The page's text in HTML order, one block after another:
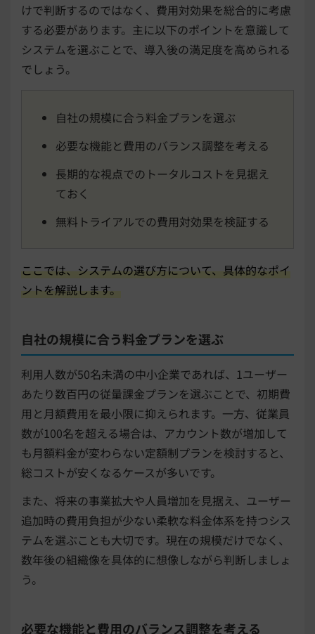
けで判断するのではなく、費用対効果を総合的に考慮
する必要があります。主に以下のポイントを意識して
システムを選ぶことで、導入後の満足度を高められる
でしょう。
自社の規模に合う料金プランを選ぶ
必要な機能と費用のバランス調整を考える
長期的な視点でのトータルコストを見据え
ておく
無料トライアルでの費用対効果を検証する
ここでは、システムの選び方について、具体的なポイ
ントを解説します。
自社の規模に合う料金プランを選ぶ
利用人数が50名未満の中小企業であれば、1ユーザー
あたり数百円の従量課金プランを選ぶことで、初期費
用と月額費用を最小限に抑えられます。一方、従業員
数が100名を超える場合は、アカウント数が増加して
も月額料金が変わらない定額制プランを検討すると、
総コストが安くなるケースが多いです。
また、将来の事業拡大や人員増加を見据え、ユーザー
追加時の費用負担が少ない柔軟な料金体系を持つシス
テムを選ぶことも大切です。現在の規模だけでなく、
数年後の組織像を具体的に想像しながら判断しましょ
う。
必要な機能と費用のバランス調整を考える